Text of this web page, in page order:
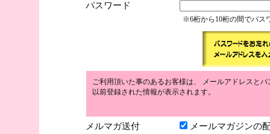
パスワード
※6桁から10桁の間でパス
ご利用頂いた事のあるお客様は、 メールアドレスと
以前登録された情報が表示されます。
メルマガ送付 メールマガジンの